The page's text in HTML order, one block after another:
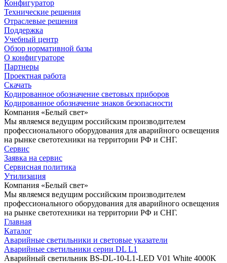
Конфигуратор
Технические решения
Отраслевые решения
Поддержка
Учебный центр
Обзор нормативной базы
О конфигураторе
Партнеры
Проектная работа
Скачать
Кодированное обозначение световых приборов
Кодированное обозначение знаков безопасности
Компания «Белый свет»
Мы являемся ведущим российским производителем
профессионального оборудования для аварийного освещения
на рынке светотехники на территории РФ и СНГ.
Сервис
Заявка на сервис
Сервисная политика
Утилизация
Компания «Белый свет»
Мы являемся ведущим российским производителем
профессионального оборудования для аварийного освещения
на рынке светотехники на территории РФ и СНГ.
Главная
Каталог
Аварийные светильники и световые указатели
Аварийные светильники серии DL L1
Аварийный светильник BS-DL-10-L1-LED V01 White 4000K